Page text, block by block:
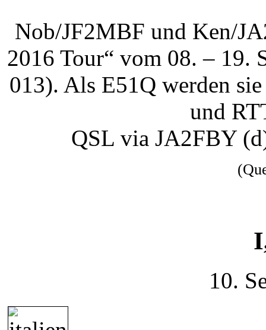
Nob/JF2MBF und Ken/
2016 Tour“ vom 08. – 19.
013). Als E51Q werden
und
QSL via JA2FBY
10.